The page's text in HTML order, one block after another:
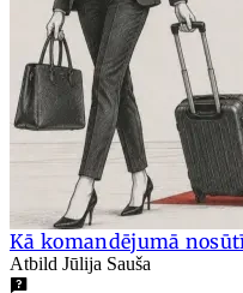
Kā komandējumā
Atbild Jūlija Sauša